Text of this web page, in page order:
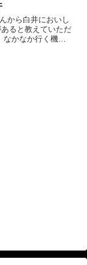
から白井においし
ると教えていただ
かなか行く機会